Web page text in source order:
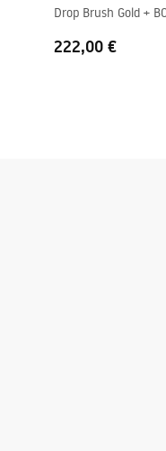
Drop Brush Gold +
222,00 €